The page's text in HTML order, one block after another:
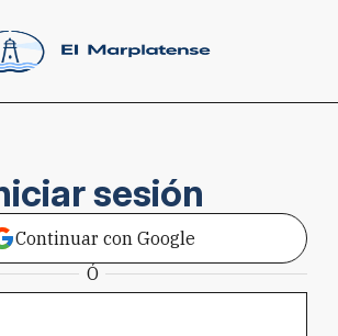
sesión
Continuar con Google
Ó